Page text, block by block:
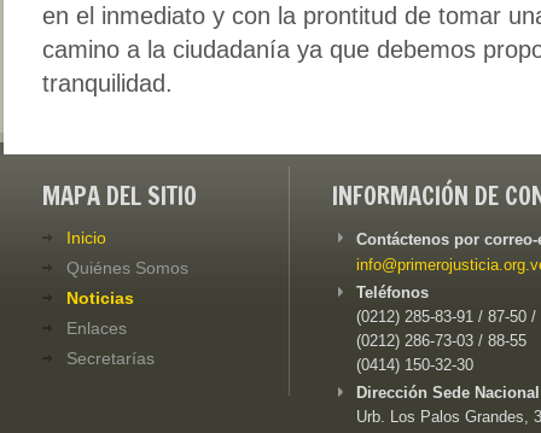
en el inmediato y con la prontitud de tomar
camino a la ciudadanía ya que debemos
tranquilidad.
MAPA DEL SITIO
Inicio
Quiénes Somos
Noticias
Enlaces
Secretarías
INFORMACIÓN DE
Contáctenos por
Teléfonos
(0212) 285-83-91 / 87-50 /
(0212) 286-73-03 / 88-55
(0414) 150-32-30
Dirección Sede
Urb. Los Palos Grandes,